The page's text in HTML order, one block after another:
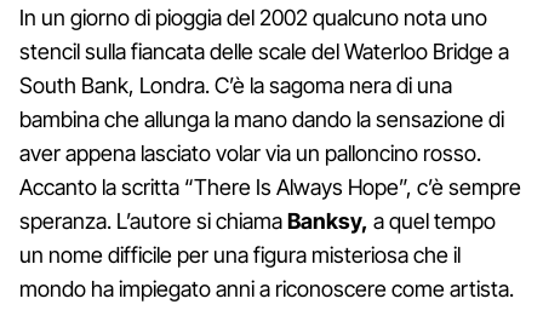
In un giorno di pioggia del 2002 qualcuno nota uno
stencil sulla fiancata delle scale del Waterloo Bridge a
South Bank, Londra. C’è la sagoma nera di una
bambina che allunga la mano dando la sensazione di
aver appena lasciato volar via un palloncino rosso.
Accanto la scritta “There Is Always Hope”, c’è sempre
speranza. L’autore si chiamaBanksy, a quel tempo
un nome difficile per una figura misteriosa che il
mondo ha impiegato anni a riconoscere come artista.